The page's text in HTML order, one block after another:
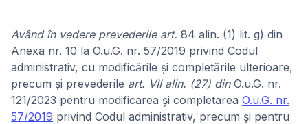
Având în vedere prevederile art. 84 alin. (1) lit. g) din
Anexa nr. 10 la O.u.G. nr. 57/2019 privind Codul
administrativ, cu modificările și completările ulterioare,
precum și prevederile art. VII alin. (27) din O.u.G. nr.
121/2023 pentru modificarea și completarea O.u.G. nr.
57/2019 privind Codul administrativ, precum şi pentru